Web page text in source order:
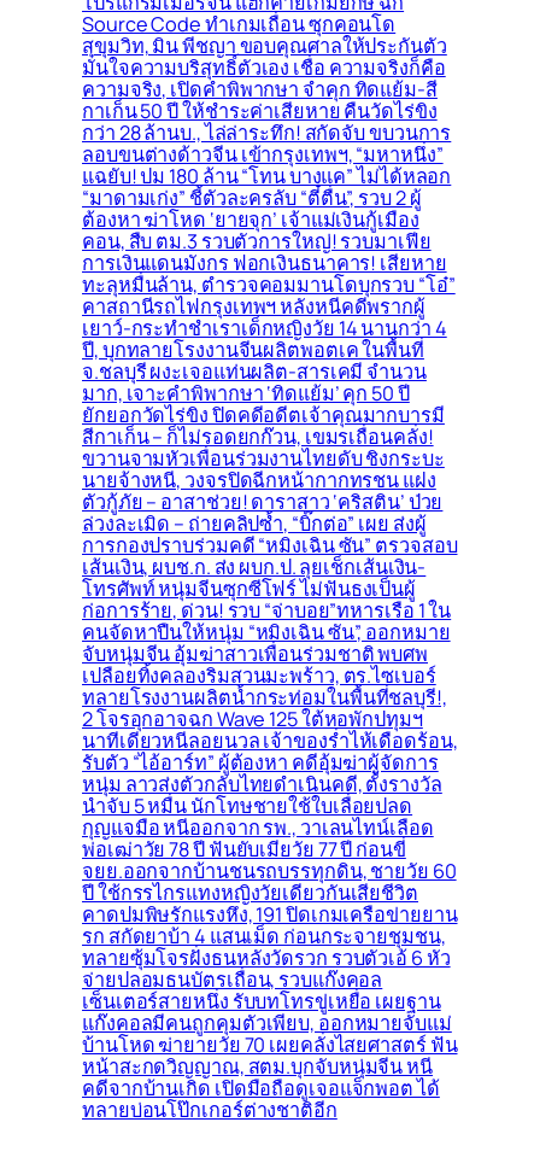
Source Code ทำเกมเถื่อน ซุกคอนโด
สุขุมวิท, มิน พีชญา ขอบคุณศาลให้ประกันตัว
มั่นใจความบริสุทธิ์ตัวเอง เชื่อ ความจริงก็คือ
ความจริง, เปิดคำพิพากษา จำคุก ทิดแย้ม-สี
กาเก็น 50 ปี ให้ชำระค่าเสียหาย คืนวัดไร่ขิง
กว่า 28 ล้านบ., ไล่ล่าระทึก! สกัดจับ ขบวนการ
ลอบขนต่างด้าวจีน เข้ากรุงเทพฯ, “มหาหนึ่ง”
แฉยับ! ปม 180 ล้าน “โทน บางแค” ไม่ได้หลอก
“มาดามเก่ง” ชี้ตัวละครลับ “ตี๋ตื่น”, รวบ 2 ผู้
ต้องหา ฆ่าโหด ‘ยายจุก’ เจ้าแม่เงินกู้เมือง
คอน, สืบ ตม.3 รวบตัวการใหญ่! รวบมาเฟีย
การเงินแดนมังกร ฟอกเงินธนาคาร! เสียหาย
ทะลุหมื่นล้าน, ตำรวจคอมมานโดบุกรวบ “โอ๋”
คาสถานีรถไฟกรุงเทพฯ หลังหนีคดีพรากผู้
เยาว์-กระทำชำเราเด็กหญิงวัย 14 นานกว่า 4
ปี, บุกทลายโรงงานจีนผลิตพอตเค ในพื้นที่
จ.ชลบุรี ผงะเจอแท่นผลิต-สารเคมี จำนวน
มาก, เจาะคำพิพากษา ‘ทิดแย้ม’ คุก 50 ปี
ยักยอกวัดไร่ขิง ปิดคดีอดีตเจ้าคุณมากบารมี
สีกาเก็น – ก็ไม่รอดยกก๊วน, เขมรเถื่อนคลั่ง!
ขวานจามหัวเพื่อนร่วมงานไทยดับ ชิงกระบะ
นายจ้างหนี, วงจรปิดฉีกหน้ากากทรชน แฝง
ตัวกู้ภัย – อาสาช่วย! ดาราสาว ‘คริสติน’ ป่วย
ล่วงละเมิด – ถ่ายคลิปซ้ำ, “บิ๊กต่อ” เผย ส่งผู้
การกองปราบร่วมคดี “หมิงเฉิน ซัน” ตรวจสอบ
เส้นเงิน, ผบช.ก. ส่ง ผบก.ป. ลุยเช็กเส้นเงิน-
โทรศัพท์ หนุ่มจีนซุกซีโฟร์ ไม่ฟันธงเป็นผู้
ก่อการร้าย, ด่วน! รวบ “จ่าบอย”ทหารเรือ 1 ใน
คนจัดหาปืนให้หนุ่ม “หมิงเฉิน ซัน”, ออกหมาย
จับหนุ่มจีน อุ้มฆ่าสาวเพื่อนร่วมชาติ พบศพ
เปลือยทิ้งคลองริมสวนมะพร้าว, ตร.ไซเบอร์
ทลายโรงงานผลิตน้ำกระท่อมในพื้นที่ชลบุรี!,
2 โจรอุกอาจฉก Wave 125 ใต้หอพักปทุมฯ
นาทีเดียวหนีลอยนวล เจ้าของร่ำไห้เดือดร้อน,
รับตัว “ไอ้อาร์ท” ผู้ต้องหา คดีอุ้มฆ่าผู้จัดการ
หนุ่ม ลาวส่งตัวกลับไทยดำเนินคดี, ตั้งรางวัล
นำจับ 5 หมื่น นักโทษชายใช้ใบเลื่อยปลด
กุญแจมือ หนีออกจาก รพ., วาเลนไทน์เลือด
พ่อเฒ่าวัย 78 ปี ฟันยับเมียวัย 77 ปี ก่อนขี่
จยย.ออกจากบ้านชนรถบรรทุกดิน, ชายวัย 60
ปี ใช้กรรไกรแทงหญิงวัยเดียวกันเสียชีวิต
คาดปมพิษรักแรงหึง, 191 ปิดเกมเครือข่ายยาน
รก สกัดยาบ้า 4 แสนเม็ด ก่อนกระจายชุมชน,
ทลายซุ้มโจรฝั่งธนหลังวัดรวก รวบตัวเอ้ 6 หัว
จ่ายปลอมธนบัตรเถื่อน, รวบแก๊งคอล
เซ็นเตอร์สายหนึ่ง รับบทโทรขู่เหยื่อ เผยฐาน
แก๊งคอลมีคนถูกคุมตัวเพียบ, ออกหมายจับแม่
บ้านโหด ฆ่ายายวัย 70 เผยคลั่งไสยศาสตร์ ฟัน
หน้าสะกดวิญญาณ, สตม.บุกจับหนุ่มจีน หนี
คดีจากบ้านเกิด เปิดมือถือดูเจอแจ็กพอต ได้
ทลายบ่อนโป๊กเกอร์ต่างชาติอีก